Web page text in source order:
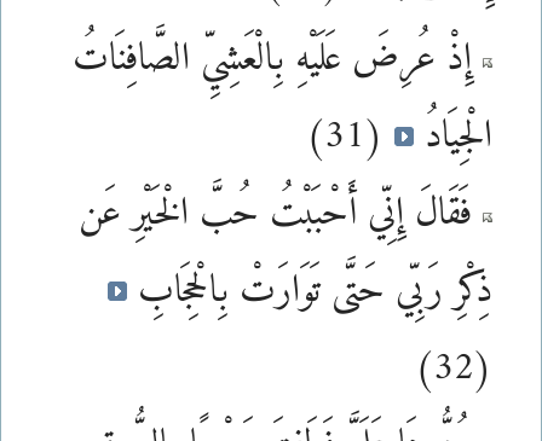
إِذْ عُرِضَ عَلَيْهِ بِالْعَشِيِّ الصَّافِنَاتُ
الْجِيَادُ
(31)
فَقَالَ إِنِّي أَحْبَبْتُ حُبَّ الْخَيْرِ عَن
ذِكْرِ رَبِّي حَتَّى تَوَارَتْ بِالْحِجَابِ
(32)